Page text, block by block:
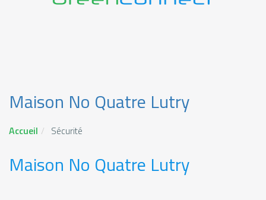
Maison No Quatre Lutry
Accueil Sécurité
Maison No Quatre Lutry